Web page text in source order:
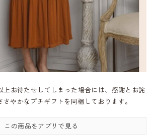
上お待たせしてしまった場合には、感謝とお詫
やかなプチギフトを同梱しております。
この商品をアプリで見る